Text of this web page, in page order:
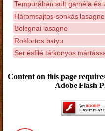
Tempurában sült garnéla és
Háromsajtos-sonkás lasagne
Bolognai lasagne
Rokfortos batyu
Sertésfilé tárkonyos
Content on this page
Adobe Flash